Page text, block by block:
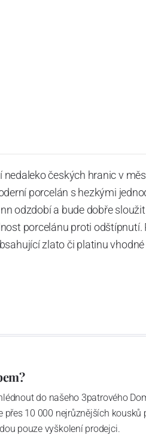
českých hranic v
porcelán s hezkými
odzdobí a bude dobře
porcelánu proti odštípnutí.
zlato či platinu
do našeho 3patrového
přes 10 000 nejrůznějších kousků
pouze vyškolení prodejci.